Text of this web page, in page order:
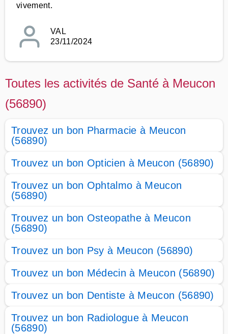
vivement.
VAL
23/11/2024
Toutes les activités de Santé à Meucon
(56890)
Trouvez un bon Pharmacie à Meucon
(56890)
Trouvez un bon Opticien à Meucon (56890)
Trouvez un bon Ophtalmo à Meucon
(56890)
Trouvez un bon Osteopathe à Meucon
(56890)
Trouvez un bon Psy à Meucon (56890)
Trouvez un bon Médecin à Meucon (56890)
Trouvez un bon Dentiste à Meucon (56890)
Trouvez un bon Radiologue à Meucon
(56890)